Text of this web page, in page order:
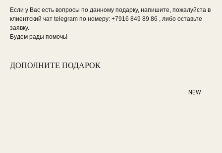
Если у Вас есть вопросы по данному подарку, напишите, пожалуйста в
клиентский чат telegram по номеру: +7916 849 89 86 , либо оставьте
заявку.
Будем рады помочь!
ДОПОЛНИТЕ ПОДАРОК
NEW